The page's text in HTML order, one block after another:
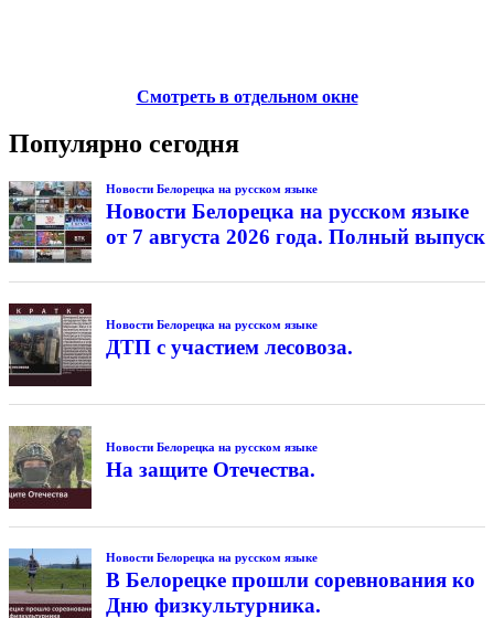
Смотреть в отдельном окне
Популярно сегодня
Новости Белорецка на русском языке
Новости Белорецка на русском языке
от 7 августа 2026 года. Полный выпуск
Новости Белорецка на русском языке
ДТП с участием лесовоза.
Новости Белорецка на русском языке
На защите Отечества.
Новости Белорецка на русском языке
В Белорецке прошли соревнования ко
Дню физкультурника.